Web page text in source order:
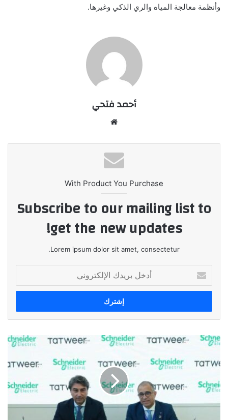
وأنظمة معالجة المياه والري الذكي وغيرها.
أحمد فتحي
With Product You Purchase
Subscribe to our mailing list to
get the new updates!
Lorem ipsum dolor sit amet, consectetur.
بريدك
الإلكتروني
توقيع
جديدة
“تطوير
مصر"
و"شنايدر